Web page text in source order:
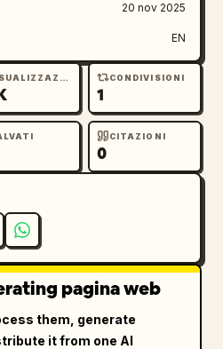
20 nov 2025
EN
VISUALIZZAZIONI CONDIVISIONI
1
CITAZIONI
0
pagina web
them, generate
it from one AI